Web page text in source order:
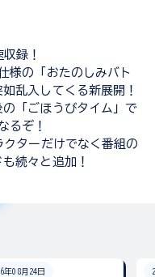
録！
様の「おたのしみバト
乱入してくる新展開！
「ごほうびタイム」で
るぞ！
ターだけでなく番組の
続々と追加！
年08月24日